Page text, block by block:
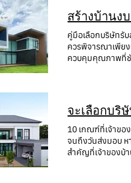
เริ่มต้น ลดปัญหาง
Home รับสร้างบ้
พื้นที่ใกล้เคียง ได้
ใช้งาน และคุณภา
คุณภาพชีวิต หากคุ
งานของ Mind
ล้าน รวมค่าตกแต่
แยกต่างหาก ดังนั้
วางแผนงบประมา
Contemporary
คุณภาพและความ
มาตรฐานญี่ปุ่น
การเลือกวัสดุไม่ใ
ที่สามารถดูแลทั้งโ
โครงสร้าง ยื่นขอ
หนองคาย หนองบั
ขนาดใหญ่ เชื่อมพื้
ครอบครัว 4–6 ค
และขอบเขตงาน
บ้านที่สวยในอินเท
กับทิศทางแดด ลม
Mind Home: ออ
Longevity &
อิน ระบบปรับอา
โครงการ โดยเลื
การตรวจสอบงา
งานประจำ แนวท
โดยวิศวกร และ
อนาคต เช่น ลูกโ
สร้างบ้านง
คู่มือเลือกบริษัทรั
ควรพิจารณาเพีย
ควบคุมคุณภาพที่ชั
อาศัย มากกว่าก
วัสดุ และรายละเ
ห้องทำงาน ห้องอ
ระดับนี้จึงควรเลือ
สวยสามารถปรับเ
แบบ วัสดุไม่เป็น
จะเลือกบริ
10 เกณฑ์ที่เจ้าขอ
จนถึงวันส่งมอบ ห
สำคัญที่เจ้าของบ้